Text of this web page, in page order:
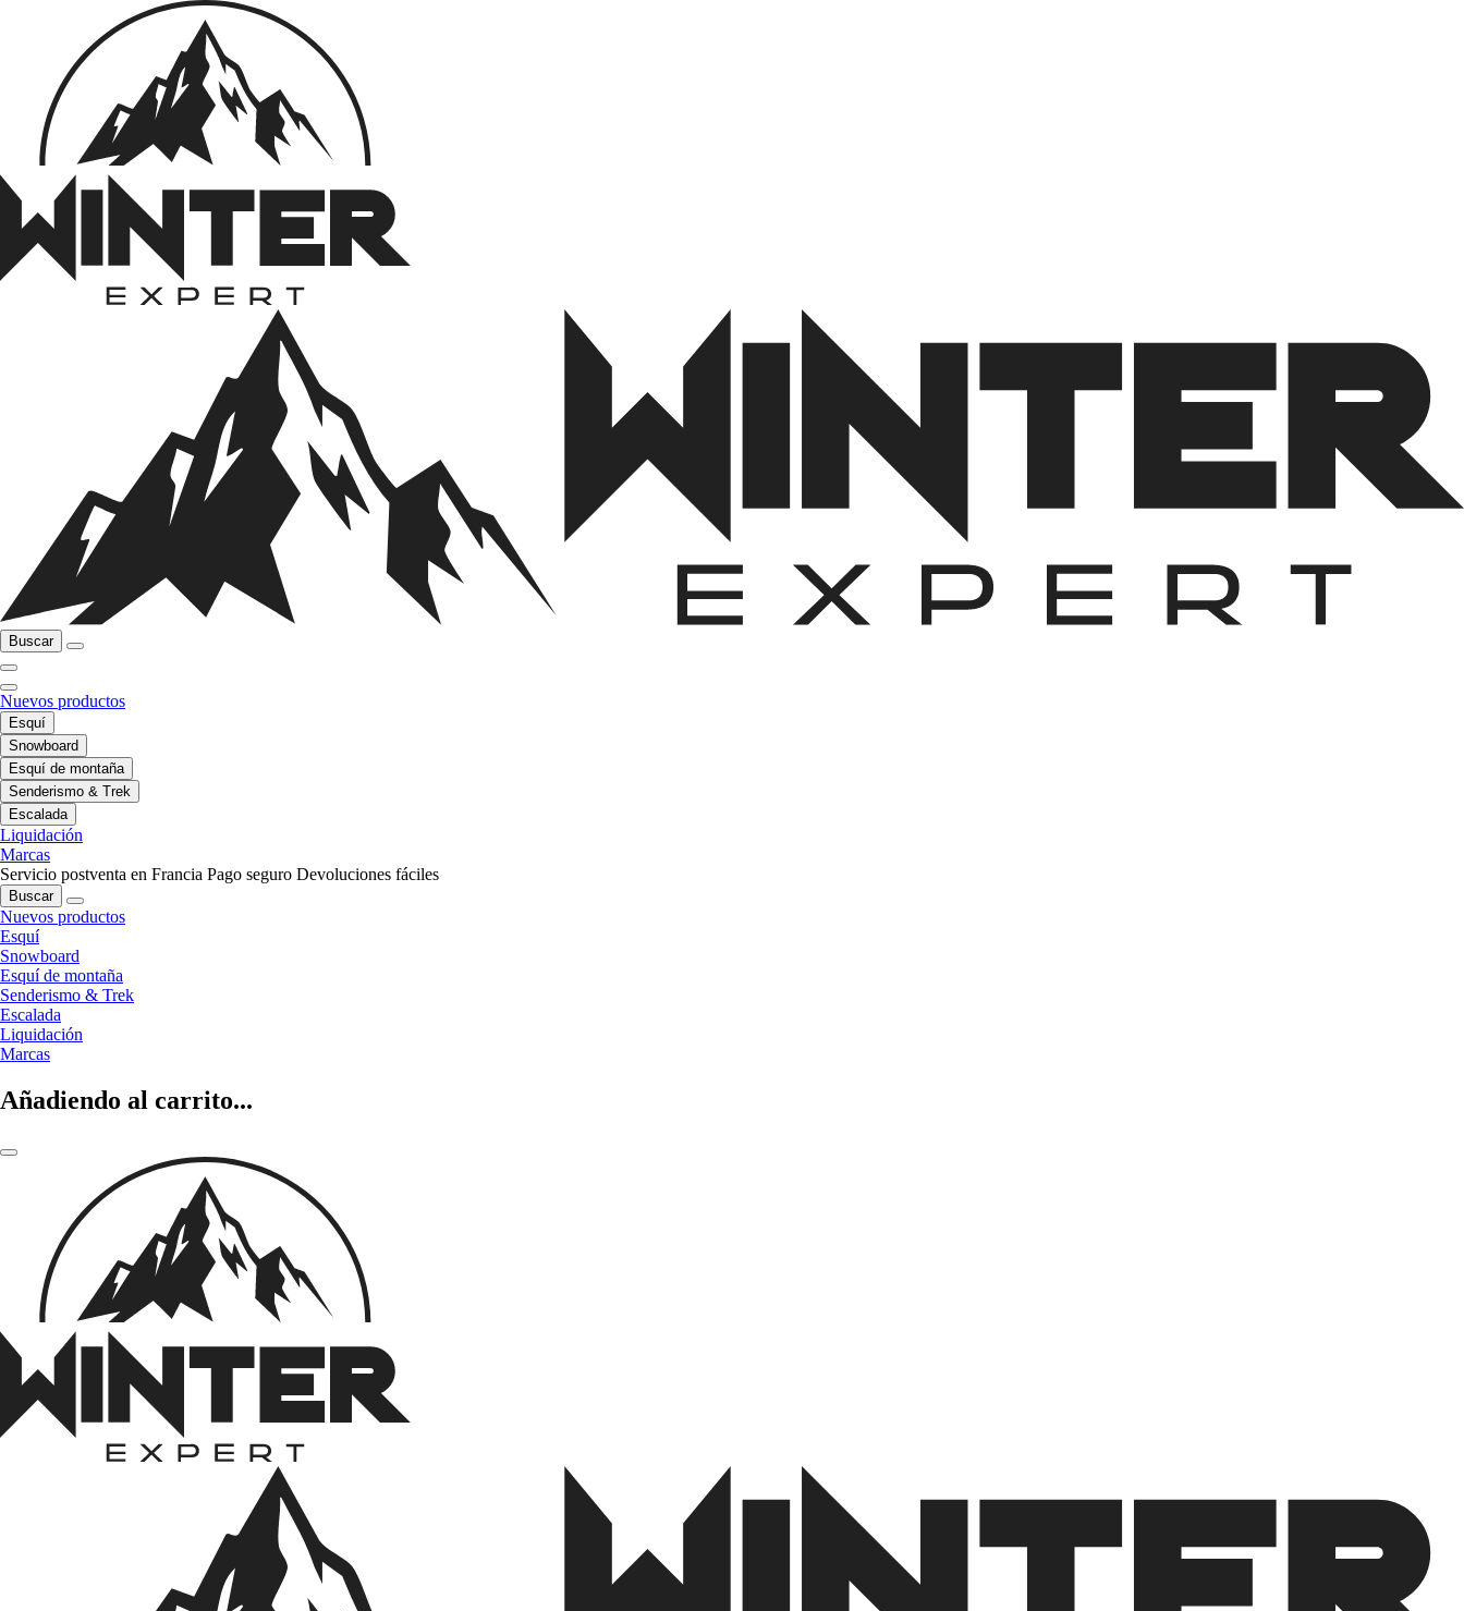
Buscar
Nuevos productos
Esquí
Snowboard
Esquí de montaña
Senderismo & Trek
Escalada
Liquidación
Marcas
Servicio postventa en Francia Pago seguro Devoluciones fáciles
Buscar
Nuevos productos
Esquí
Snowboard
Esquí de montaña
Senderismo & Trek
Escalada
Liquidación
Marcas
Añadiendo al carrito...